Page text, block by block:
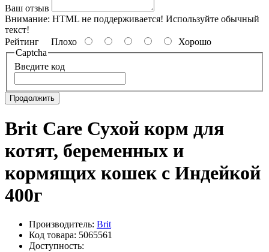
Ваш отзыв
Внимание: HTML не поддерживается! Используйте обычный
текст!
Рейтинг Плохо
Хорошо
Captcha
Введите код
Продолжить
Brit Care Сухой корм для
котят, беременных и
кормящих кошек с Индейкой
400г
Производитель: Brit
Код товара: 5065561
Доступность: